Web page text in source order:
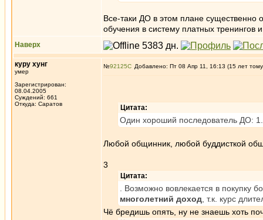
Все-таки ДО в этом плане существенно
обучения в систему платных тренингов
Наверх
куру хунг
умер
Зарегистрирован:
08.04.2005
Суждений: 661
Откуда: Саратов
№92125 Добавлено: Пт 08 Апр 11, 16:13 (15 лет
Цитата:
Один хороший последователь ДО: 1.
Любой общинник, любой буддисткой
3
Цитата:
. Возможно вовлекается в покупку
многолетний доход , т.к. курс
Чё бредишь опять, ну не знаешь хоть